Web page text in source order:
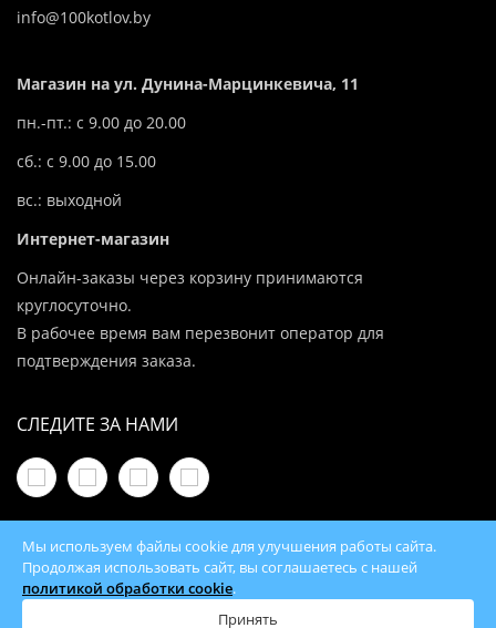
info@100kotlov.by
Магазин на ул. Дунина-Марцинкевича, 11
пн.-пт.: с 9.00 до 20.00
сб.: с 9.00 до 15.00
вс.: выходной
Интернет-магазин
Онлайн-заказы через корзину принимаются
круглосуточно.
В рабочее время вам перезвонит оператор для
подтверждения заказа.
СЛЕДИТЕ ЗА НАМИ
© 2026 100Kotlov.by — продажа отопительного
оборудования с доставкой по всей Беларуси
Мы используем файлы cookie для улучшения работы сайта.
Продолжая использовать сайт, вы соглашаетесь с нашей
политикой обработки cookie.
Принять